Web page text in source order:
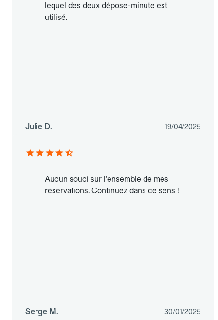
lequel des deux dépose-minute est
utilisé.
Julie D. 19/04/2025
Aucun souci sur l'ensemble de mes
réservations. Continuez dans ce sens !
Serge M. 30/01/2025